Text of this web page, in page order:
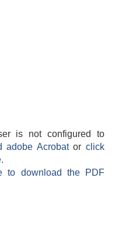
is not configured to
adobe Acrobatorclick
to download the PDF